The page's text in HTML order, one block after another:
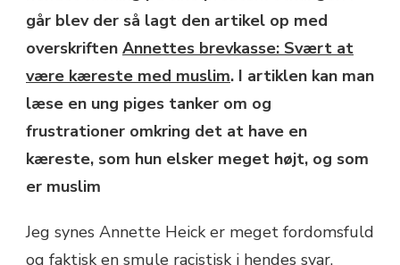
går blev der så lagt den artikel op med
overskriften Annettes brevkasse: Svært at
være kæreste med muslim. I artiklen kan man
læse en ung piges tanker om og
frustrationer omkring det at have en
kæreste, som hun elsker meget højt, og som
er muslim
Jeg synes Annette Heick er meget fordomsfuld
og faktisk en smule racistisk i hendes svar.